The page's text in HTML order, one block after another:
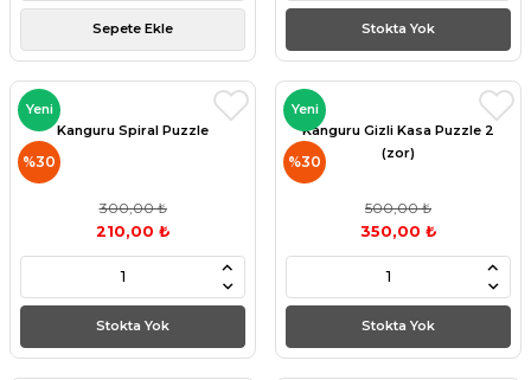
Sepete Ekle Stokta Yok
Yeni
%30
Kanguru Spiral Puzzle
300,00 ₺
210,00 ₺
Stokta Yok
Yeni
%30
Kanguru Gizli Kasa Puzzle 2
(zor)
500,00 ₺
350,00 ₺
Stokta Yok